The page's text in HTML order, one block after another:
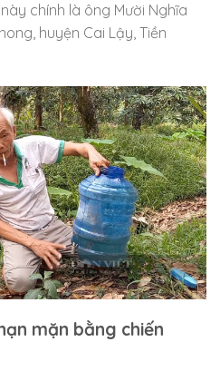
chính là ông Mười Nghĩa
huyện Cai Lậy, Tiền
mặn bằng chiến